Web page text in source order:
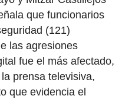
que funcionarios
(121)
las agresiones
fue el más afectado,
prensa televisiva,
que evidencia el